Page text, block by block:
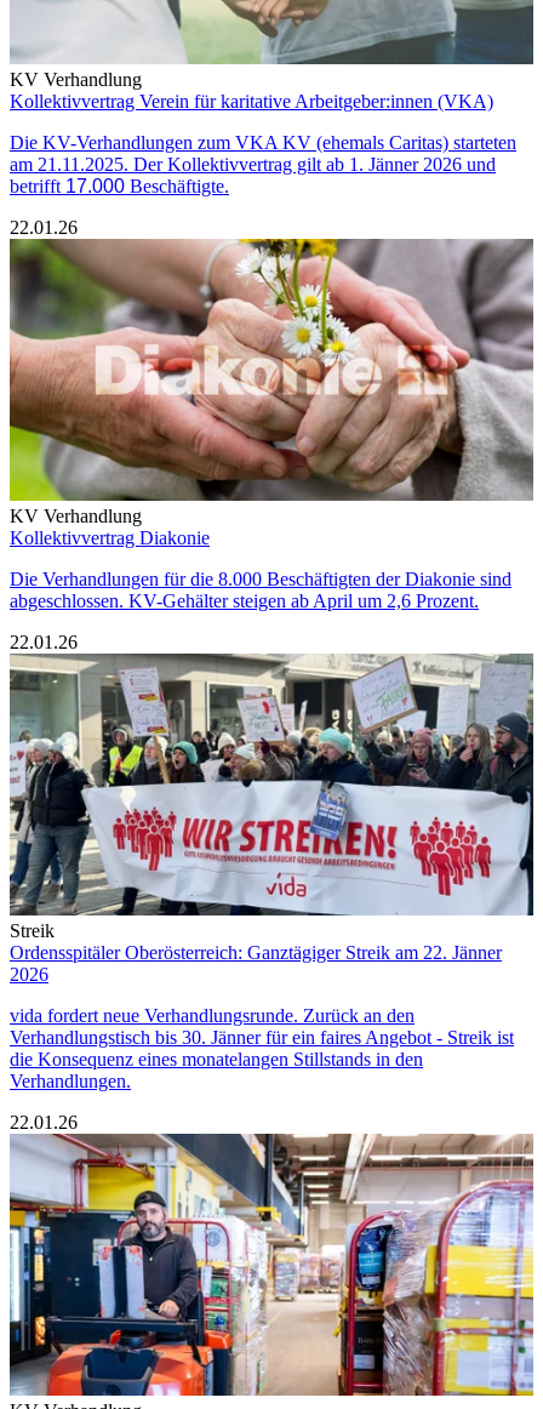
KV Verhandlung
Kollektivvertrag Verein für karitative Arbeitgeber:innen (VKA)
Die KV-Verhandlungen zum VKA KV (ehemals Caritas) starteten
am 21.11.2025. Der Kollektivvertrag gilt ab 1. Jänner 2026 und
betrifft 17.000 Beschäftigte.
22.01.26
KV Verhandlung
Kollektivvertrag Diakonie
Die Verhandlungen für die 8.000 Beschäftigten der Diakonie sind
abgeschlossen. KV-Gehälter steigen ab April um 2,6 Prozent.
22.01.26
Streik
Ordensspitäler Oberösterreich: Ganztägiger Streik am 22. Jänner
2026
vida fordert neue Verhandlungsrunde. Zurück an den
Verhandlungstisch bis 30. Jänner für ein faires Angebot - Streik ist
die Konsequenz eines monatelangen Stillstands in den
Verhandlungen.
22.01.26